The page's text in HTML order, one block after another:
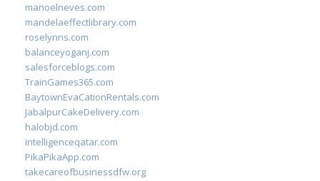
manoelneves.com
mandelaeffectlibrary.com
roselynns.com
balanceyoganj.com
salesforceblogs.com
TrainGames365.com
BaytownEvaCationRentals.com
JabalpurCakeDelivery.com
halobjd.com
intelligenceqatar.com
PikaPikaApp.com
takecareofbusinessdfw.org